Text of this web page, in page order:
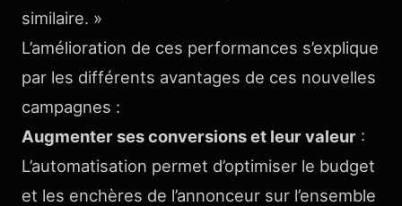
similaire. »
L’amélioration de ces performances s’explique
par les différents avantages de ces nouvelles
campagnes :
Augmenter ses conversions et leur valeur :
L’automatisation permet d’optimiser le budget
et les enchères de l’annonceur sur l’ensemble